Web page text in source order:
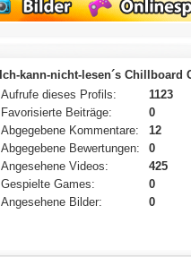
Ich-kann-nicht-lesen´s Chillboard
Aufrufe dieses Profils:
1123
Favorisierte Beiträge:
0
Abgegebene Kommentare:
12
Abgegebene Bewertungen:
0
Angesehene Videos:
425
Gespielte Games:
0
Angesehene Bilder:
0